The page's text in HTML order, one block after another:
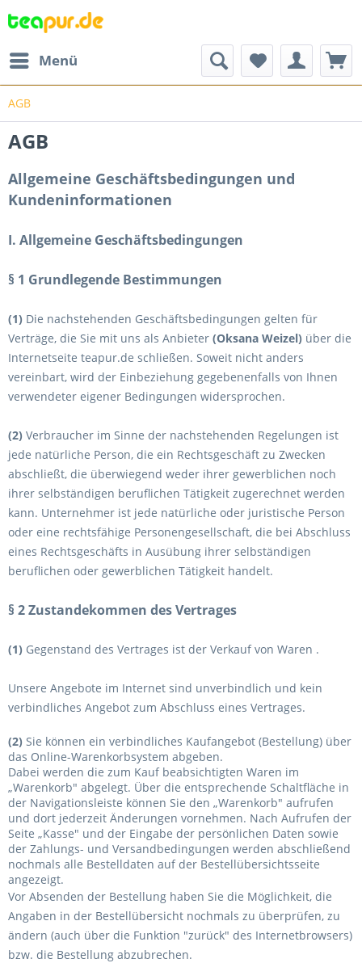
Menü
AGB
AGB
Allgemeine Geschäftsbedingungen und
Kundeninformationen
I. Allgemeine Geschäftsbedingungen
§ 1 Grundlegende Bestimmungen
(1) Die nachstehenden Geschäftsbedingungen gelten für
Verträge, die Sie mit uns als Anbieter (Oksana Weizel) über die
Internetseite teapur.de schließen. Soweit nicht anders
vereinbart, wird der Einbeziehung gegebenenfalls von Ihnen
verwendeter eigener Bedingungen widersprochen.
(2) Verbraucher im Sinne der nachstehenden Regelungen ist
jede natürliche Person, die ein Rechtsgeschäft zu Zwecken
abschließt, die überwiegend weder ihrer gewerblichen noch
ihrer selbständigen beruflichen Tätigkeit zugerechnet werden
kann. Unternehmer ist jede natürliche oder juristische Person
oder eine rechtsfähige Personengesellschaft, die bei Abschluss
eines Rechtsgeschäfts in Ausübung ihrer selbständigen
beruflichen oder gewerblichen Tätigkeit handelt.
§ 2 Zustandekommen des Vertrages
(1) Gegenstand des Vertrages ist der Verkauf von Waren .
Unsere Angebote im Internet sind unverbindlich und kein
verbindliches Angebot zum Abschluss eines Vertrages.
(2) Sie können ein verbindliches Kaufangebot (Bestellung) über
das Online-Warenkorbsystem abgeben.
Dabei werden die zum Kauf beabsichtigten Waren im
„Warenkorb" abgelegt. Über die entsprechende Schaltfläche in
der Navigationsleiste können Sie den „Warenkorb" aufrufen
und dort jederzeit Änderungen vornehmen. Nach Aufrufen der
Seite „Kasse" und der Eingabe der persönlichen Daten sowie
der Zahlungs- und Versandbedingungen werden abschließend
nochmals alle Bestelldaten auf der Bestellübersichtsseite
angezeigt.
Vor Absenden der Bestellung haben Sie die Möglichkeit, die
Angaben in der Bestellübersicht nochmals zu überprüfen, zu
ändern (auch über die Funktion "zurück" des Internetbrowsers)
bzw. die Bestellung abzubrechen.